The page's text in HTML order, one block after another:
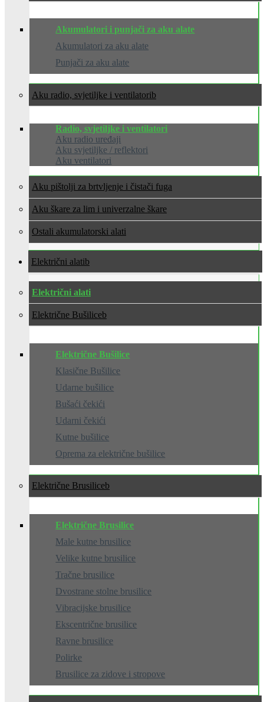
Akumulatori i punjači za aku alate
Akumulatori za aku alate
Punjači za aku alate
Aku radio, svjetiljke i ventilatori
Radio, svjetiljke i ventilatori
Aku radio uređaji
Aku svjetiljke / reflektori
Aku ventilatori
Aku pištolji za brtvljenje i čistači fuga
Aku škare za lim i univerzalne škare
Ostali akumulatorski alati
Električni alati
Električni alati
Električne Bušilice
Električne Bušilice
Klasične Bušilice
Udarne bušilice
Bušaći čekići
Udarni čekići
Kutne bušilice
Oprema za električne bušilice
Električne Brusilice
Električne Brusilice
Male kutne brusilice
Velike kutne brusilice
Tračne brusilice
Dvostrane stolne brusilice
Vibracijske brusilice
Ekscentrične brusilice
Ravne brusilice
Polirke
Brusilice za zidove i stropove